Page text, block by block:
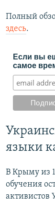
Полный
здесь.
Если вы
самое
языки
В Крыму из
обучения
активистов